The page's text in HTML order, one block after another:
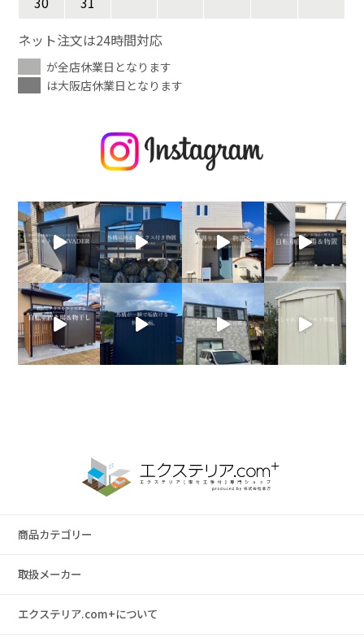
ネット注文は24時間対応
が全店休業日となります
は大阪店休業日となります
商品カテゴリー
取扱メーカー
エクステリア.com+について